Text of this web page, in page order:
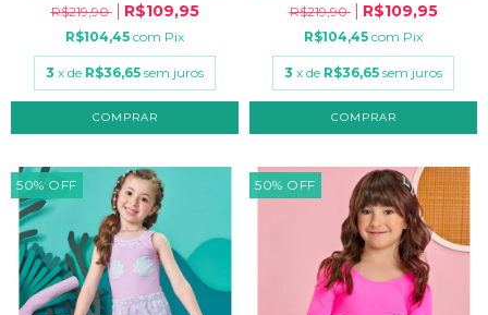
R$219,90
R$109,95
R$104,45 com Pix
3 x de R$36,65 sem juros
COMPRAR
R$219,90
R$109,95
R$104,45 com Pix
3 x de R$36,65 sem juros
COMPRAR
50% OFF 50% OFF